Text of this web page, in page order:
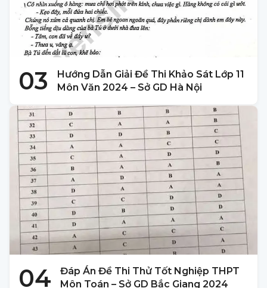
03
Hướng Dẫn Giải Đề Thi Khảo Sát Lớp 11
Môn Văn 2024 – Sở GD Hà Nội
04
Đáp Án Đề Thi Thử Tốt Nghiệp THPT
Môn Toán – Sở GD Bắc Giang 2024